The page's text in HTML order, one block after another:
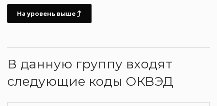
На уровень выше
В данную группу входят
следующие коды ОКВЭД